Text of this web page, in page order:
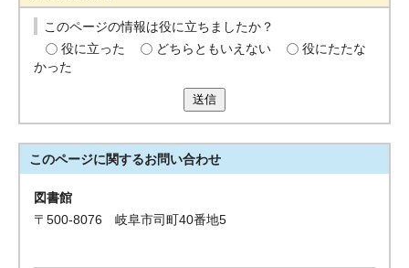
このページの情報は役に立ちましたか？
役に立った
どちらともいえない
役にたたな
かった
送信
このページに関するお問い合わせ
図書館
〒500-8076 岐阜市司町40番地5